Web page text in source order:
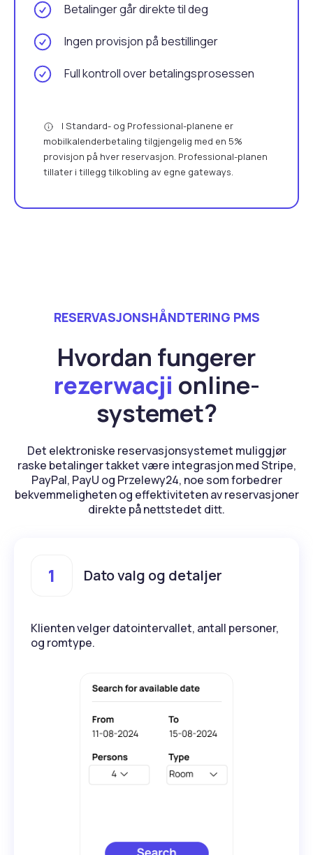
Betalinger går direkte til deg
Ingen provisjon på bestillinger
Full kontroll over betalingsprosessen
I Standard- og Professional-planene er
mobilkalenderbetaling tilgjengelig med en 5%
provisjon på hver reservasjon. Professional-planen
tillater i tillegg tilkobling av egne gateways.
RESERVASJONSHÅNDTERING PMS
Hvordan fungerer
rezerwacji online-
systemet?
Det elektroniske reservasjonsystemet muliggjør
raske betalinger takket være integrasjon med Stripe,
PayPal, PayU og Przelewy24, noe som forbedrer
bekvemmeligheten og effektiviteten av reservasjoner
direkte på nettstedet ditt.
1 Dato valg og detaljer
Klienten velger datointervallet, antall personer,
og romtype.